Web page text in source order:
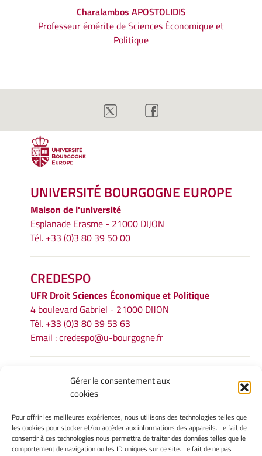
Gérer le consentement aux
cookies
Pour offrir les meilleures expériences, nous utilisons des technologies telles que
les cookies pour stocker et/ou accéder aux informations des appareils. Le fait de
consentir à ces technologies nous permettra de traiter des données telles que le
comportement de navigation ou les ID uniques sur ce site. Le fait de ne pas
Charalambos APOSTOLIDIS
Professeur émérite de Sciences Économique et
Politique
UNIVERSITÉ BOURGOGNE EUROPE
Maison de l'université
Esplanade Erasme - 21000 DIJON
Tél. +33 (0)3 80 39 50 00
CREDESPO
UFR Droit Sciences Économique et Politique
4 boulevard Gabriel - 21000 DIJON
Tél. +33 (0)3 80 39 53 63
Email :credespo@u-bourgogne.fr
INFORMATIONS LÉGALES
Mentions légales
Politique de cookies
Déclaration de confidentialité
Avertissement